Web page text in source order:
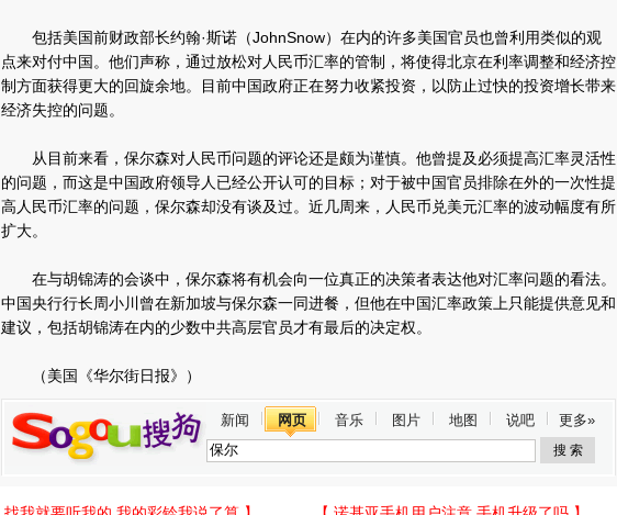
包括美国前财政部长约翰·斯诺（JohnSnow）在内的许多美国官员也曾利用类似的观
点来对付中国。他们声称，通过放松对人民币汇率的管制，将使得北京在利率调整和经济控
制方面获得更大的回旋余地。目前中国政府正在努力收紧投资，以防止过快的投资增长带来
经济失控的问题。
从目前来看，保尔森对人民币问题的评论还是颇为谨慎。他曾提及必须提高汇率灵活性
的问题，而这是中国政府领导人已经公开认可的目标；对于被中国官员排除在外的一次性提
高人民币汇率的问题，保尔森却没有谈及过。近几周来，人民币兑美元汇率的波动幅度有所
扩大。
在与胡锦涛的会谈中，保尔森将有机会向一位真正的决策者表达他对汇率问题的看法。
中国央行行长周小川曾在新加坡与保尔森一同进餐，但他在中国汇率政策上只能提供意见和
建议，包括胡锦涛在内的少数中共高层官员才有最后的决定权。
（美国《华尔街日报》）
新闻 网页 音乐 图片 地图 说吧 更多»